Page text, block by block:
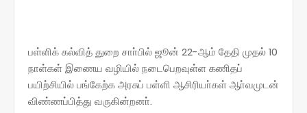
பள்ளிக் கல்வித் துறை சாா்பில் ஜூன் 22-ஆம் தேதி முதல் 10
நாள்கள் இணைய வழியில் நடைபெறவுள்ள கணிதப்
பயிற்சியில் பங்கேற்க அரசுப் பள்ளி ஆசிரியா்கள் ஆா்வமுடன்
விண்ணப்பித்து வருகின்றனா்.